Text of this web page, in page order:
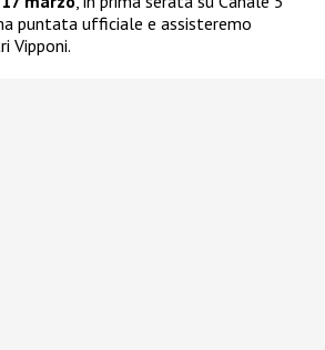
puntata ufficiale e assisteremo
Vipponi.